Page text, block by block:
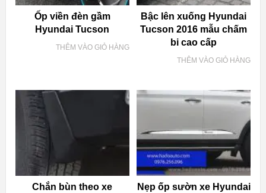
Ốp viền đèn gầm
Hyundai Tucson
THÊM VÀO GIỎ HÀNG
Bậc lên xuống Hyundai
Tucson 2016 mẫu chấm
bi cao cấp
THÊM VÀO GIỎ HÀNG
Chắn bùn theo xe
Nẹp ốp sườn xe Hyundai